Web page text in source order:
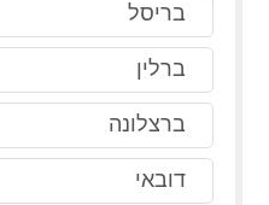
בריסל
ברלין
ברצלונה
דובאי